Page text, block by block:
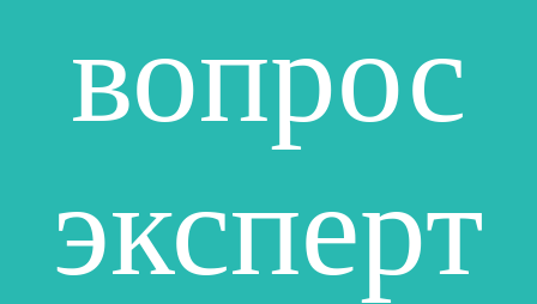
вопрос
эксперт